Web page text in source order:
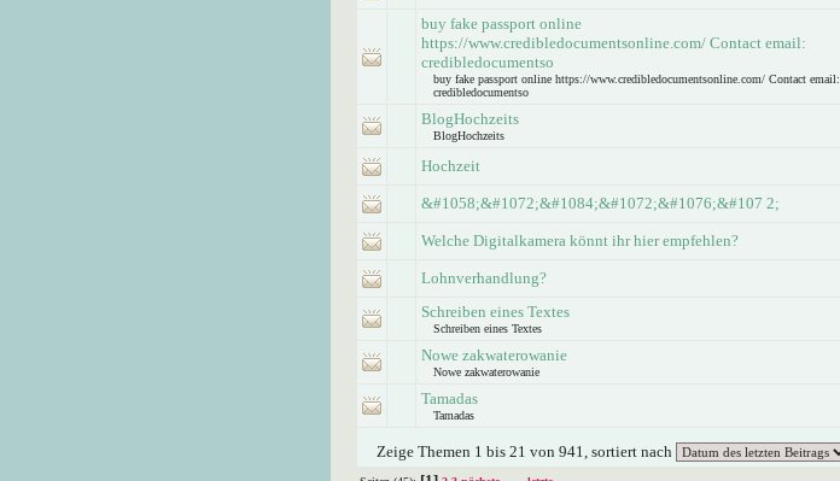
buy fake passport online
https://www.credibledocumentsonline.com/ Contact email:
credibledocumentso
buy fake passport online https://www.credibledocumentsonline.com/ Contact email:
credibledocumentso
BlogHochzeits
BlogHochzeits
Hochzeit
&#1058;&#1072;&#1084;&#1072;&#1076;&#107 2;
Welche Digitalkamera könnt ihr hier empfehlen?
Lohnverhandlung?
Schreiben eines Textes
Schreiben eines Textes
Nowe zakwaterowanie
Nowe zakwaterowanie
Tamadas
Tamadas
Zeige Themen 1 bis 21 von 941, sortiert nach